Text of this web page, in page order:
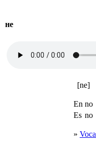
не
[ne]
En no
Es no
»